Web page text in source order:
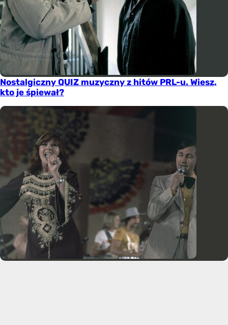
Nostalgiczny QUIZ muzyczny z hitów PRL-u. Wiesz,
kto je śpiewał?